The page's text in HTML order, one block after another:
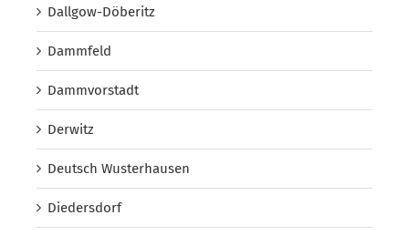
Dallgow-Döberitz
Dammfeld
Dammvorstadt
Derwitz
Deutsch Wusterhausen
Diedersdorf